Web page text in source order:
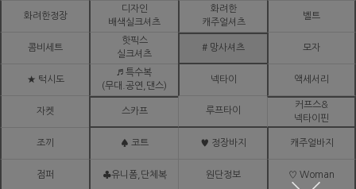
화려한정장
디자인
배색실크셔츠
화려한
캐주얼셔츠
벨트
콤비세트
핫픽스
실크셔츠
# 망사셔츠 모자
★ 턱시도
♬ 특수복
(무대.공연,댄스)
넥타이 액세서리
자켓 스카프 루프타이
커프스&
넥타이핀
조끼 ♠ 코트 ♥ 정장바지 캐주얼바지
점퍼 ♣유니폼,단체복 원단정보 ♡ Woman